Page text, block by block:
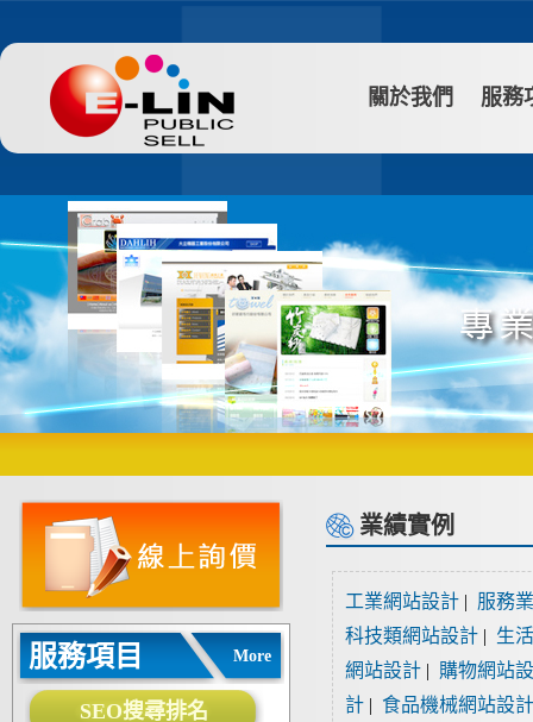
關於我們 服務
服務項目 More
SEO搜尋排名
業績實例
工業網站設計 | 服務
科技類網站設計 | 生
網站設計 | 購物網站
計 | 食品機械網站設計